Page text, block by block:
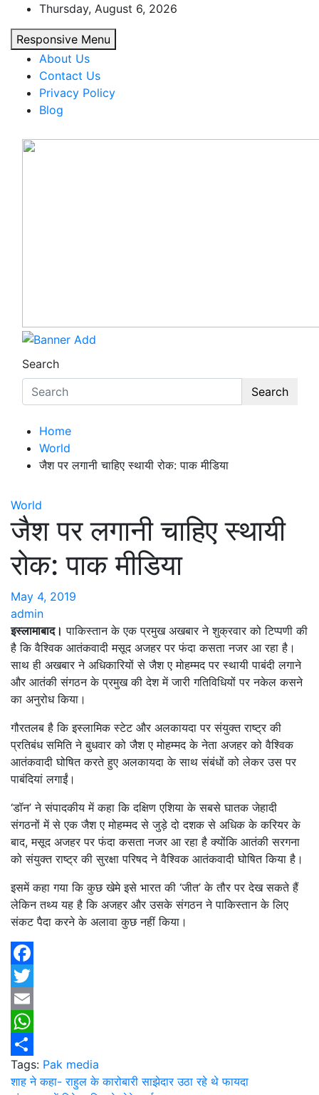
content
Thursday, August 6, 2026
Responsive Menu
About Us
Contact Us
Privacy Policy
Blog
Search
Search
Home
World
जैश पर लगानी चाहिए स्थायी रोक: पाक मीडिया
World
जैश पर लगानी चाहिए स्थायी
रोक: पाक मीडिया
May 4, 2019
admin
इस्लामाबाद। पाकिस्तान के एक प्रमुख अखबार ने शुक्रवार को टिप्पणी की
है कि वैश्विक आतंकवादी मसूद अजहर पर फंदा कसता नजर आ रहा है।
साथ ही अखबार ने अधिकारियों से जैश ए मोहम्मद पर स्थायी पाबंदी लगाने
और आतंकी संगठन के प्रमुख की देश में जारी गतिविधियों पर नकेल कसने
का अनुरोध किया।
गौरतलब है कि इस्लामिक स्टेट और अलकायदा पर संयुक्त राष्ट्र की
प्रतिबंध समिति ने बुधवार को जैश ए मोहम्मद के नेता अजहर को वैश्विक
आतंकवादी घोषित करते हुए अलकायदा के साथ संबंधों को लेकर उस पर
पाबंदियां लगाईं।
‘डॉन’ ने संपादकीय में कहा कि दक्षिण एशिया के सबसे घातक जेहादी
संगठनों में से एक जैश ए मोहम्मद से जुड़े दो दशक से अधिक के करियर के
बाद, मसूद अजहर पर फंदा कसता नजर आ रहा है क्योंकि आतंकी सरगना
को संयुक्त राष्ट्र की सुरक्षा परिषद ने वैश्विक आतंकवादी घोषित किया है।
इसमें कहा गया कि कुछ खेमे इसे भारत की ‘जीत’ के तौर पर देख सकते हैं
लेकिन तथ्य यह है कि अजहर और उसके संगठन ने पाकिस्तान के लिए
संकट पैदा करने के अलावा कुछ नहीं किया।
Facebook
Twitter
Email
WhatsApp
Share
Tags: Pak media
Post
शाह ने कहा- राहुल के कारोबारी साझेदार उठा रहे थे फायदा